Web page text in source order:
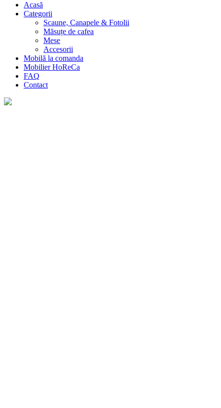
Acasă
Categorii
Scaune, Canapele & Fotolii
Măsuțe de cafea
Mese
Accesorii
Mobilă la comanda
Mobilier HoReCa
FAQ
Contact